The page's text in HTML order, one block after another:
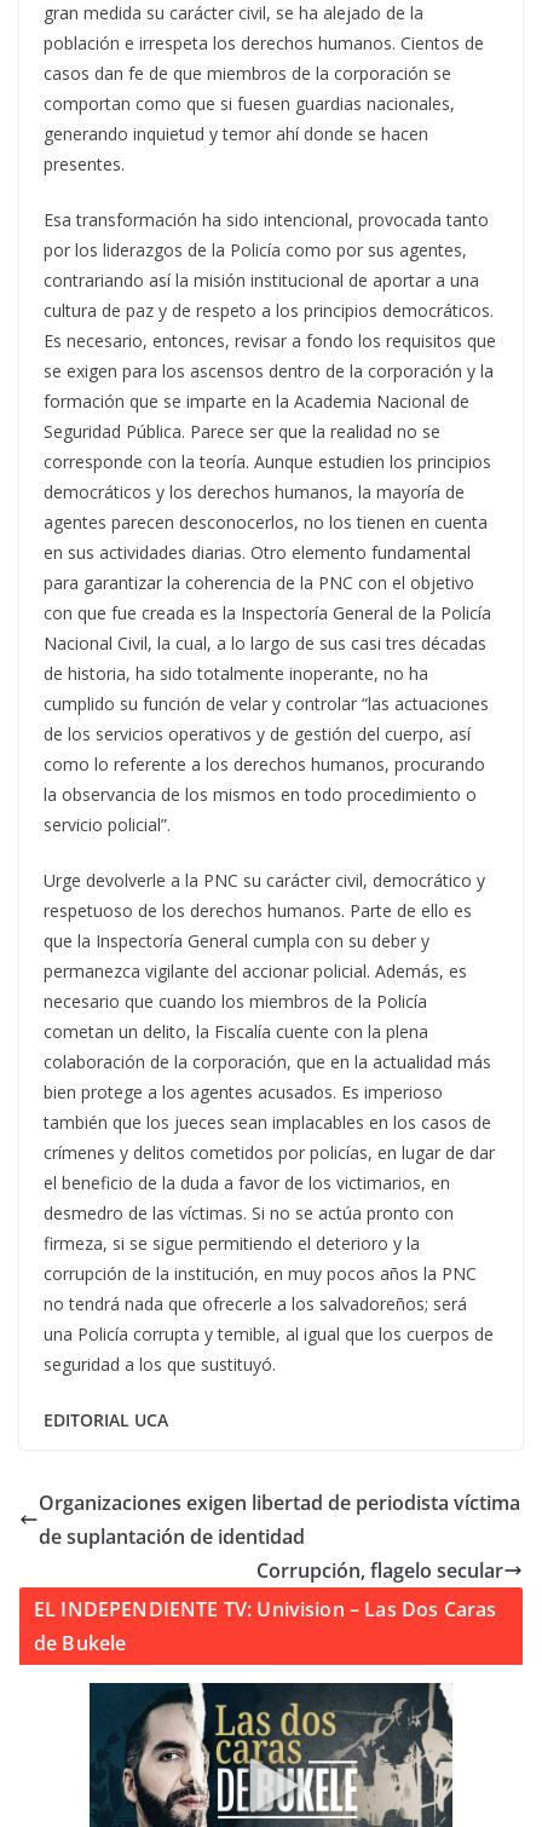
gran medida su carácter civil, se ha alejado de la
población e irrespeta los derechos humanos. Cientos de
casos dan fe de que miembros de la corporación se
comportan como que si fuesen guardias nacionales,
generando inquietud y temor ahí donde se hacen
presentes.
Esa transformación ha sido intencional, provocada tanto
por los liderazgos de la Policía como por sus agentes,
contrariando así la misión institucional de aportar a una
cultura de paz y de respeto a los principios democráticos.
Es necesario, entonces, revisar a fondo los requisitos que
se exigen para los ascensos dentro de la corporación y la
formación que se imparte en la Academia Nacional de
Seguridad Pública. Parece ser que la realidad no se
corresponde con la teoría. Aunque estudien los principios
democráticos y los derechos humanos, la mayoría de
agentes parecen desconocerlos, no los tienen en cuenta
en sus actividades diarias. Otro elemento fundamental
para garantizar la coherencia de la PNC con el objetivo
con que fue creada es la Inspectoría General de la Policía
Nacional Civil, la cual, a lo largo de sus casi tres décadas
de historia, ha sido totalmente inoperante, no ha
cumplido su función de velar y controlar “las actuaciones
de los servicios operativos y de gestión del cuerpo, así
como lo referente a los derechos humanos, procurando
la observancia de los mismos en todo procedimiento o
servicio policial”.
Urge devolverle a la PNC su carácter civil, democrático y
respetuoso de los derechos humanos. Parte de ello es
que la Inspectoría General cumpla con su deber y
permanezca vigilante del accionar policial. Además, es
necesario que cuando los miembros de la Policía
cometan un delito, la Fiscalía cuente con la plena
colaboración de la corporación, que en la actualidad más
bien protege a los agentes acusados. Es imperioso
también que los jueces sean implacables en los casos de
crímenes y delitos cometidos por policías, en lugar de dar
el beneficio de la duda a favor de los victimarios, en
desmedro de las víctimas. Si no se actúa pronto con
firmeza, si se sigue permitiendo el deterioro y la
corrupción de la institución, en muy pocos años la PNC
no tendrá nada que ofrecerle a los salvadoreños; será
una Policía corrupta y temible, al igual que los cuerpos de
seguridad a los que sustituyó.
EDITORIAL UCA
Organizaciones exigen libertad de periodista víctima
de suplantación de identidad
Corrupción, flagelo secular
EL INDEPENDIENTE TV: Univision – Las Dos Caras
de Bukele